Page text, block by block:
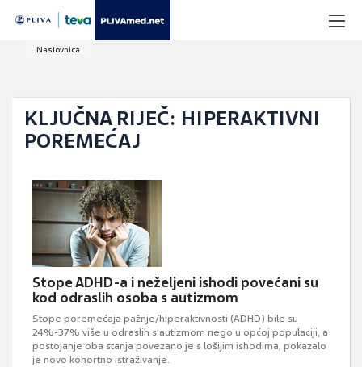
Naslovnica
KLJUČNA RIJEČ: HIPERAKTIVNI
POREMEĆAJ
Stope ADHD-a i neželjeni ishodi povećani su
kod odraslih osoba s autizmom
Stope poremećaja pažnje/hiperaktivnosti (ADHD) bile su
24%-37% više u odraslih s autizmom nego u općoj populaciji, a
postojanje oba stanja povezano je s lošijim ishodima, pokazalo
je novo kohortno istraživanje.